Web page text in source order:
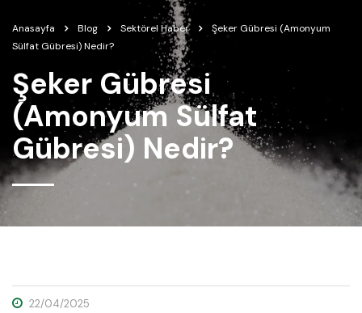
Anasayfa Blog Sektörel Haber
Şeker Gübresi (Amonyum
Sülfat Gübresi) Nedir?
Şeker Gübresi
(Amonyum Sülfat
Gübresi) Nedir?
22/04/2025